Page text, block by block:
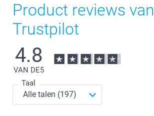
Product reviews van
Trustpilot
4.8
VAN DE5
Taal